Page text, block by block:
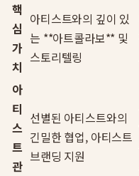
핵
심
가
치
아티스트와의 깊이 있
는 **아트콜라보** 및
스토리텔링
아
티
스
트
관
선별된 아티스트와의
긴밀한 협업, 아티스트
브랜딩 지원